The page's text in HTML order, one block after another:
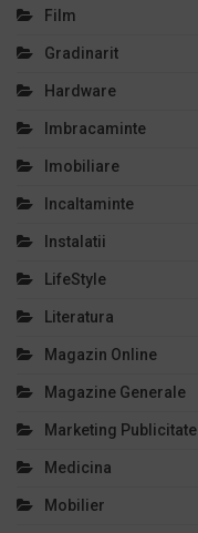
Film
Gradinarit
Hardware
Imbracaminte
Imobiliare
Incaltaminte
Instalatii
LifeStyle
Literatura
Magazin Online
Magazine Generale
Marketing Publicitate
Medicina
Mobilier